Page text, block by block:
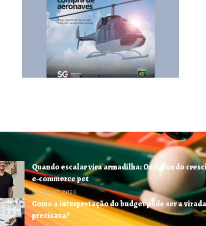
Quando escalar vira armadilha: Os riscos do
e-commerce pet
MAIO 27, 2026
Como a interpretação do budget pode ser a
precisava?